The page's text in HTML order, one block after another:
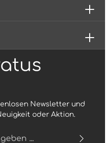
Newsletter und
oder Aktion.